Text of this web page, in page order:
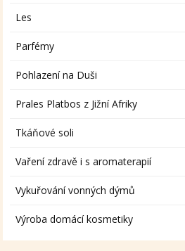
Les
Parfémy
Pohlazení na Duši
Prales Platbos z Jižní Afriky
Tkáňové soli
Vaření zdravě i s aromaterapií
Vykuřování vonných dýmů
Výroba domácí kosmetiky